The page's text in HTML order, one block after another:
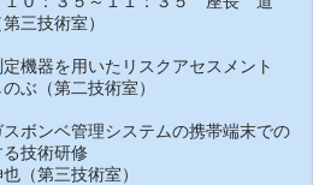
三技術室）
定機器を用いたリスクアセスメント
（第二技術室）
スボンベ管理システムの携帯端末での
技術研修
（第三技術室）